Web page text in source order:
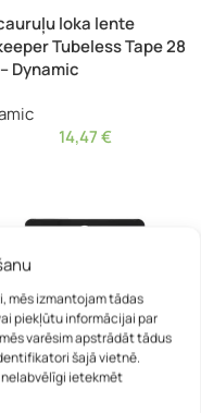
mēs izmantojam tādas
piekļūtu informācijai par
varēsim apstrādāt tādus
šajā vietnē.
ietekmēt
loka lente
Tubeless Tape 28
Dynamic
14,47€